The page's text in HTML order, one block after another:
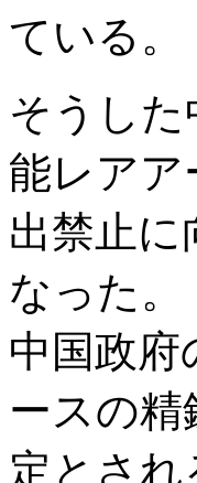
ている。
そうし
能レアア
出禁止
なった。
中国政府
ースの
定とされ